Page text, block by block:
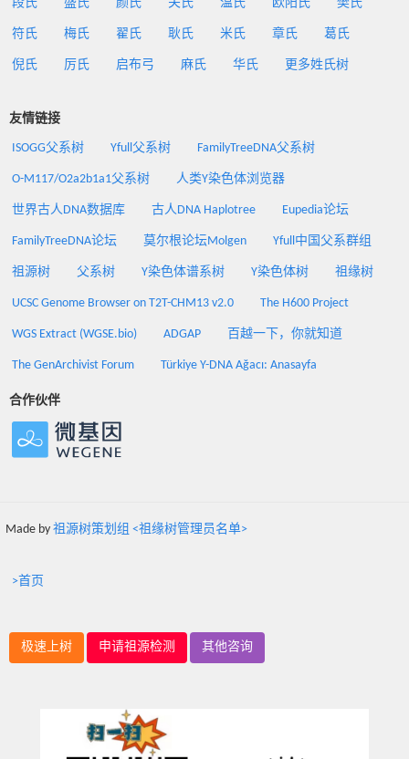
段氏 盛氏 颜氏 关氏 温氏 欧阳氏 樊氏
符氏 梅氏 翟氏 耿氏 米氏 章氏 葛氏
倪氏 厉氏 启布弓 麻氏 华氏 更多姓氏树
友情链接
ISOGG父系树 Yfull父系树 FamilyTreeDNA父系树
O-M117/O2a2b1a1父系树 人类Y染色体浏览器
世界古人DNA数据库 古人DNA Haplotree Eupedia论坛
FamilyTreeDNA论坛 莫尔根论坛Molgen Yfull中国父系群组
祖源树 父系树 Y染色体谱系树 Y染色体树 祖缘树
UCSC Genome Browser on T2T-CHM13 v2.0 The H600 Project
WGS Extract (WGSE.bio) ADGAP 百越一下，你就知道
The GenArchivist Forum Türkiye Y-DNA Ağacı: Anasayfa
合作伙伴
Made by 祖源树策划组 <祖缘树管理员名单>
>首页
极速上树 申请祖源检测 其他咨询